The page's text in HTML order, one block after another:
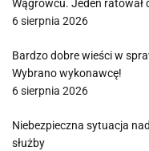
Wągrowcu. Jeden ratował
6 sierpnia 2026
Bardzo dobre wieści w
Wybrano wykonawcę!
6 sierpnia 2026
Niebezpieczna sytuacja
służby